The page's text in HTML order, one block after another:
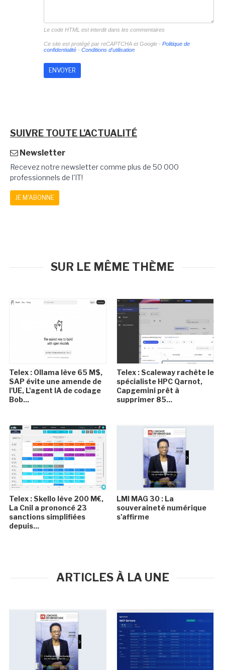
Le code HTML est interdit dans les commentaires
Ce site est protégé par reCAPTCHA et Google - Politique de
confidentialité- Conditions d'utilisation
SUIVRE TOUTE L'ACTUALITÉ
Newsletter
Recevez notre newsletter comme plus de 50 000
professionnels de l'IT!
JE M'ABONNE
SUR LE MÊME THÈME
Telex : Ollama lève 65 M$,
SAP évite une amende de
l'UE, L'agent IA de codage
Bob...
Telex : Scaleway rachète le
spécialiste HPC Qarnot,
Capgemini prêt à
supprimer 85...
Telex : Skello lève 200 M€,
La Cnil a prononcé 23
sanctions simplifiées
depuis...
LMI MAG 30 : La
souveraineté numérique
s'affirme
ARTICLES À LA UNE